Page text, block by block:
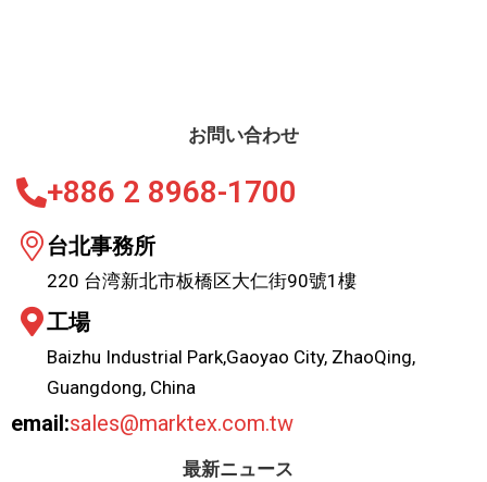
お問い合わせ
+886 2 8968-1700
台北事務所
220 台湾新北市板橋区大仁街90號1樓
工場
Baizhu Industrial Park,Gaoyao City, ZhaoQing,
Guangdong, China
email:sales@marktex.com.tw
最新ニュース